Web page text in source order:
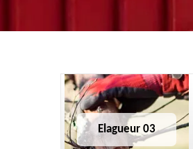
Elagueur 03